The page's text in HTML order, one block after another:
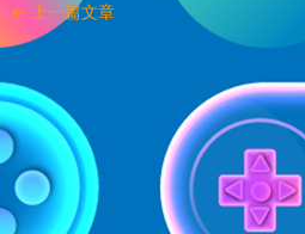
← 上一篇文章